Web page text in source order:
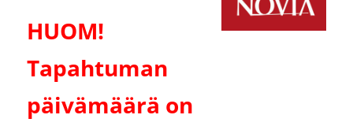
HUOM!
Tapahtuman
päivämäärä on